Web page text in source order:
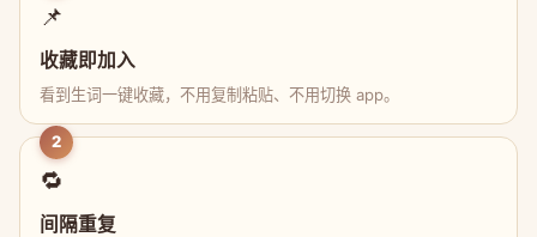
📌
收藏即加入
看到生词一键收藏，不用复制粘贴、不用切换 app。
2
🔁
间隔重复